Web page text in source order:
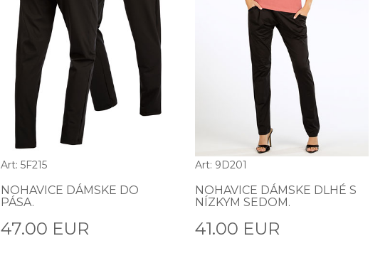
Art: 5F215
NOHAVICE DÁMSKE DO
PÁSA.
47.00 EUR
Art: 9D201
NOHAVICE DÁMSKE DLHÉ S
NÍZKYM SEDOM.
41.00 EUR